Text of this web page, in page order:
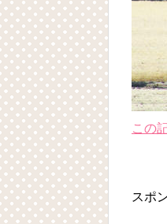
この
スポ